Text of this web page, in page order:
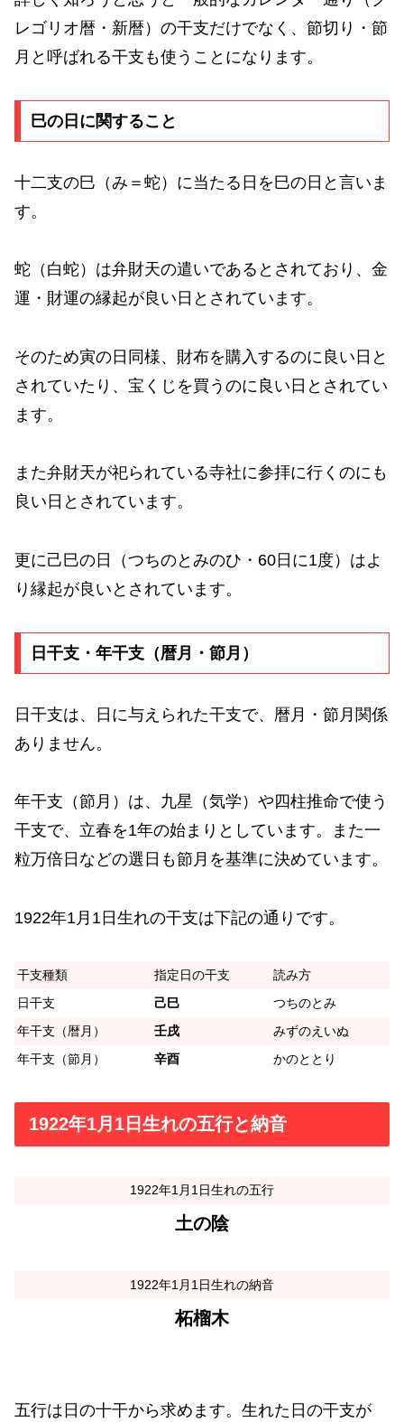
レゴリオ暦・新暦）の干支だけでなく、節切り・節
月と呼ばれる干支も使うことになります。
巳の日に関すること
十二支の巳（み＝蛇）に当たる日を巳の日と言いま
す。
蛇（白蛇）は弁財天の遣いであるとされており、金
運・財運の縁起が良い日とされています。
そのため寅の日同様、財布を購入するのに良い日と
されていたり、宝くじを買うのに良い日とされてい
ます。
また弁財天が祀られている寺社に参拝に行くのにも
良い日とされています。
更に己巳の日（つちのとみのひ・60日に1度）はよ
り縁起が良いとされています。
日干支・年干支（暦月・節月）
日干支は、日に与えられた干支で、暦月・節月関係
ありません。
年干支（節月）は、九星（気学）や四柱推命で使う
干支で、立春を1年の始まりとしています。また一
粒万倍日などの選日も節月を基準に決めています。
1922年1月1日生れの干支は下記の通りです。
干支種類 指定日の干支
読み方
日干支
己巳
つちのとみ
年干支（暦月）
壬戌
みずのえいぬ
年干支（節月）
辛酉 かのととり
1922年1月1日生れの五行と納音
1922年1月1日生れの五行
土の陰
1922年1月1日生れの納音
柘榴木
五行は日の十干から求めます。生れた日の干支が